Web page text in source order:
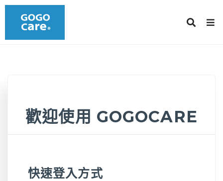
歡迎使用 GOGOCARE
快速登入方式